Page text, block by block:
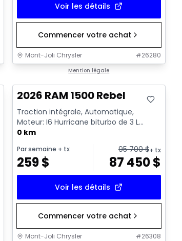
Voir les détails
Commencer votre achat
Mont-Joli Chrysler #26280
Mention légale
2026 RAM 1500 Rebel
Traction intégrale, Automatique,
Moteur: I6 Hurricane biturbo de 3 L
rendement standard avec arrêt a...
0 km
Par semaine + tx
259$
95 700$+ tx
87 450$
Voir les détails
Commencer votre achat
Mont-Joli Chrysler #26308